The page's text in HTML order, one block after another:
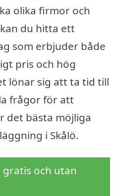
olika firmor och
du hitta ett
som erbjuder både
pris och hög
lönar sig att ta tid till
frågor för att
det bästa möjliga
i Skålö.
gratis och utan